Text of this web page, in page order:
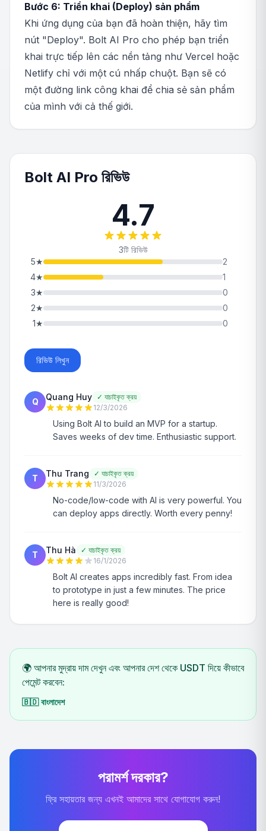
Bước 6: Triển khai (Deploy) sản phẩm
Khi ứng dụng của bạn đã hoàn thiện, hãy tìm
nút "Deploy". Bolt AI Pro cho phép bạn triển
khai trực tiếp lên các nền tảng như Vercel hoặc
Netlify chỉ với một cú nhấp chuột. Bạn sẽ có
một đường link công khai để chia sẻ sản phẩm
của mình với cả thế giới.
Bolt AI Pro রিভিউ
4.7
3টি রিভিউ
5★
2
4★
1
3★
0
2★
0
1★ 0
রিভিউ লিখুন
Q Quang Huy ✓ যাচাইকৃত ক্রয়
12/3/2026
Using Bolt AI to build an MVP for a startup.
Saves weeks of dev time. Enthusiastic support.
T Thu Trang ✓ যাচাইকৃত ক্রয়
11/3/2026
No-code/low-code with AI is very powerful. You
can deploy apps directly. Worth every penny!
T Thu Hà ✓ যাচাইকৃত ক্রয়
16/1/2026
Bolt AI creates apps incredibly fast. From idea
to prototype in just a few minutes. The price
here is really good!
🌍 আপনার মুদ্রায় দাম দেখুন এবং আপনার দেশ থেকে USDT দিয়ে কীভাবে
পেমেন্ট করবেন:
🇧🇩 বাংলাদেশ
পরামর্শ দরকার?
ফ্রি সহায়তার জন্য এখনই আমাদের সাথে যোগাযোগ করুন!